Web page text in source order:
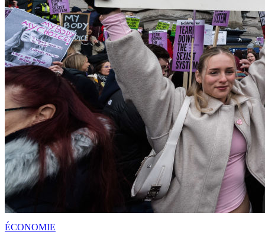
ÉCONOMIE